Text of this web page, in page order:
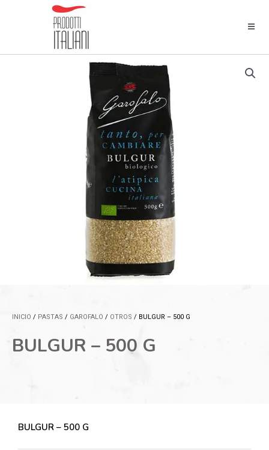
INICIO / PASTAS / GAROFALO / OTROS / BULGUR – 500 G
BULGUR – 500 G
BULGUR – 500 G